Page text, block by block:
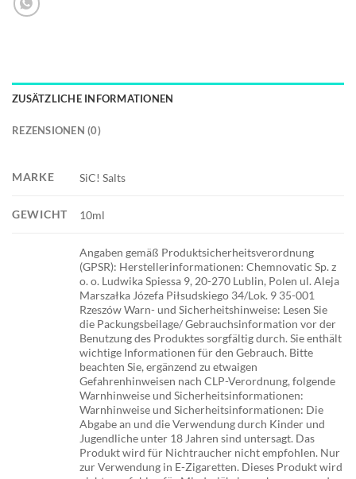
ZUSÄTZLICHE INFORMATIONEN
REZENSIONEN (0)
MARKE SiC! Salts
GEWICHT 10ml
Angaben gemäß Produktsicherheitsverordnung
(GPSR): Herstellerinformationen: Chemnovatic Sp. z
o. o. Ludwika Spiessa 9, 20-270 Lublin, Polen ul. Aleja
Marszałka Józefa Piłsudskiego 34/Lok. 9 35-001
Rzeszów Warn- und Sicherheitshinweise: Lesen Sie
die Packungsbeilage/ Gebrauchsinformation vor der
Benutzung des Produktes sorgfältig durch. Sie enthält
wichtige Informationen für den Gebrauch. Bitte
beachten Sie, ergänzend zu etwaigen
Gefahrenhinweisen nach CLP-Verordnung, folgende
Warnhinweise und Sicherheitsinformationen:
Warnhinweise und Sicherheitsinformationen: Die
Abgabe an und die Verwendung durch Kinder und
Jugendliche unter 18 Jahren sind untersagt. Das
Produkt wird für Nichtraucher nicht empfohlen. Nur
zur Verwendung in E-Zigaretten. Dieses Produkt wird